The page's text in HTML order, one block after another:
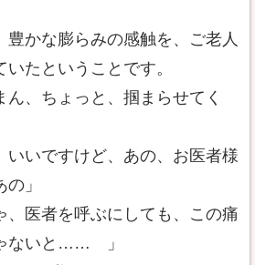
かな膨らみの感触を、ご老人
たということです。
ん、ちょっと、掴まらせてく
いいですけど、あの、お医者様
」
、医者を呼ぶにしても、この痛
ないと…… 」